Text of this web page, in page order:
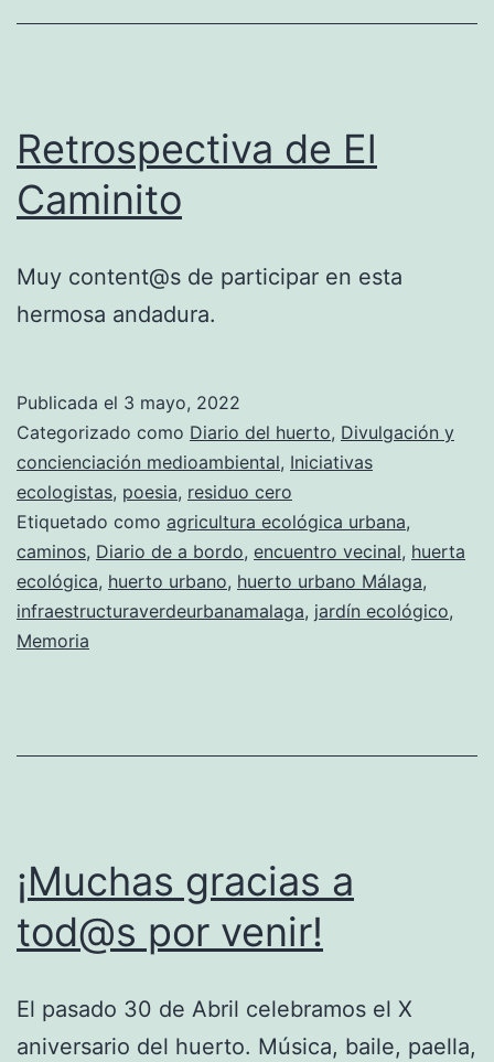
Retrospectiva de El
Caminito
Muy content@s de participar en esta
hermosa andadura.
Publicada el 3 mayo, 2022
Categorizado como Diario del huerto, Divulgación y
concienciación medioambiental, Iniciativas
ecologistas, poesia, residuo cero
Etiquetado como agricultura ecológica urbana,
caminos, Diario de a bordo, encuentro vecinal, huerta
ecológica, huerto urbano, huerto urbano Málaga,
infraestructuraverdeurbanamalaga, jardín ecológico,
Memoria
¡Muchas gracias a
tod@s por venir!
El pasado 30 de Abril celebramos el X
aniversario del huerto. Música, baile, paella,